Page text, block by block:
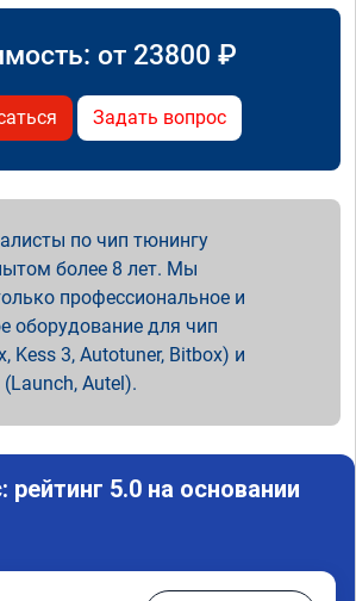
от 23800 ₽
Задать вопрос
по чип тюнингу
более 8 лет. Мы
профессиональное и
оборудование для чип
Kess 3, Autotuner, Bitbox) и
Autel).
5.0 на основании